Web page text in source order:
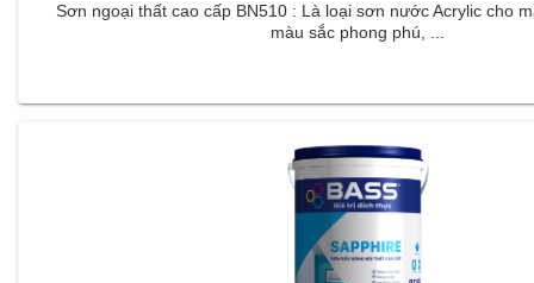
Sơn ngoại thất cao cấp BN510 : Là loại sơn nước Acrylic cho
màu sắc phong phú, ...